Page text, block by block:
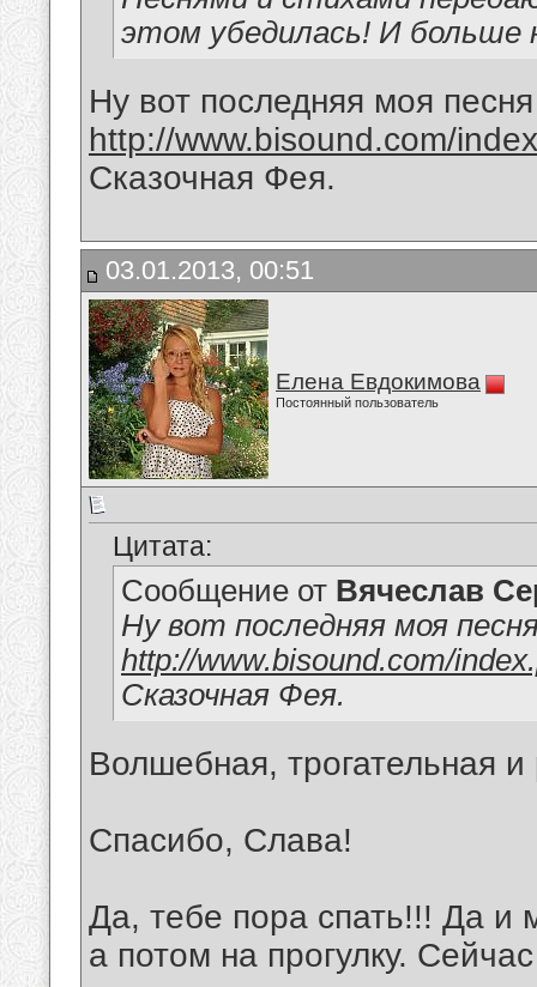
этом убедилась! И больше
Ну вот последняя моя
http://www.bisound.com/
Сказочная Фея.
03.01.2013, 00:51
Елена Евдокимова
Постоянный пользователь
Цитата:
Сообщение от Вячеслав
Ну вот последняя моя
http://www.bisound.com/
Сказочная Фея.
Волшебная, трогательная
Спасибо, Слава!
Да, тебе пора спать!!! Да и
а потом на прогулку.